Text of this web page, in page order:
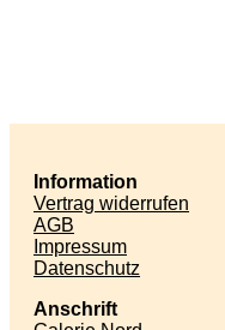
Information
Vertrag widerrufen
AGB
Impressum
Datenschutz
Anschrift